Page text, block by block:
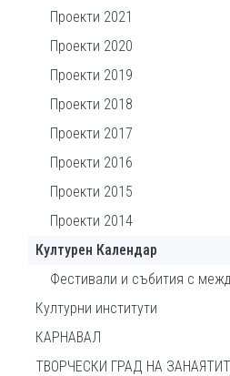
Проекти 2021
Проекти 2020
Проекти 2019
Проекти 2018
Проекти 2017
Проекти 2016
Проекти 2015
Проекти 2014
Културен Календар
Фестивали и събития с
Културни институти
КАРНАВАЛ
ТВОРЧЕСКИ ГРАД НА